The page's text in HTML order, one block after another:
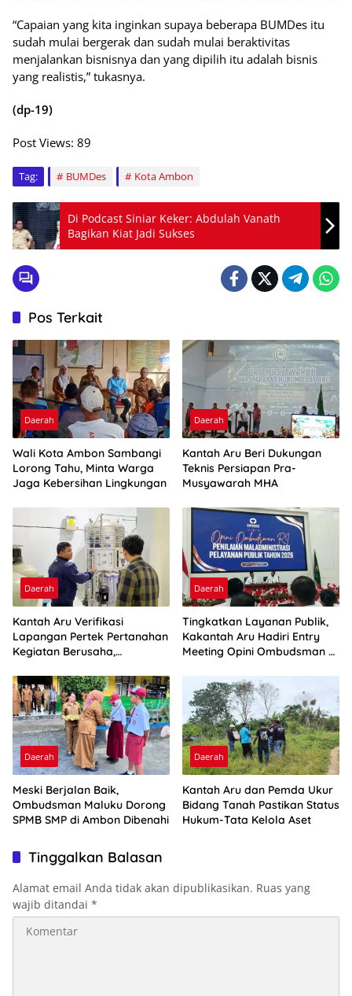
“Capaian yang kita inginkan supaya beberapa BUMDes itu
sudah mulai bergerak dan sudah mulai beraktivitas
menjalankan bisnisnya dan yang dipilih itu adalah bisnis
yang realistis,” tukasnya.
(dp-19)
Post Views: 89
Tag: BUMDes Kota Ambon
Di Podcast Siniar Keker: Abdulah Vanath
Bagikan Kiat Jadi Sukses
Pos Terkait
Daerah
Wali Kota Ambon Sambangi
Lorong Tahu, Minta Warga
Jaga Kebersihan Lingkungan
Daerah
Kantah Aru Beri Dukungan
Teknis Persiapan Pra-
Musyawarah MHA
Daerah
Kantah Aru Verifikasi
Lapangan Pertek Pertanahan
Kegiatan Berusaha,
Daerah
Tingkatkan Layanan Publik,
Kakantah Aru Hadiri Entry
Meeting Opini Ombudsman RI
Daerah
Meski Berjalan Baik,
Ombudsman Maluku Dorong
SPMB SMP di Ambon Dibenahi
Daerah
Kantah Aru dan Pemda Ukur
Bidang Tanah Pastikan Status
Hukum-Tata Kelola Aset
Tinggalkan Balasan
Alamat email Anda tidak akan dipublikasikan. Ruas yang
wajib ditandai *